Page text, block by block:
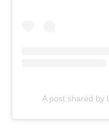
A post shared by